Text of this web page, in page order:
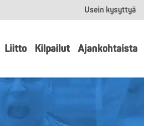
Usein kysyttyä
Liitto Kilpailut Ajankohtaista